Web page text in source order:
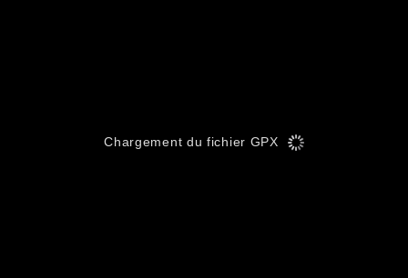
Chargement du fichier GPX